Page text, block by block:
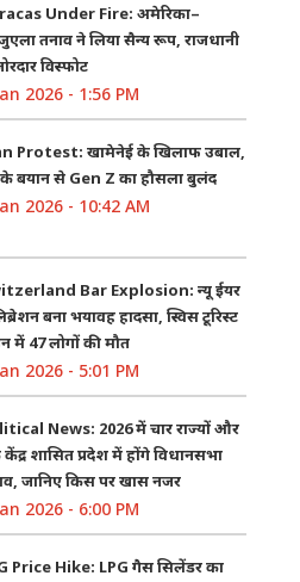
Under Fire: अमेरिका–
तनाव ने लिया सैन्य रूप, राजधानी
विस्फोट
2026 - 1:56 PM
Protest: खामेनेई के खिलाफ उबाल,
के बयान से Gen Z का हौसला बुलंद
2026 - 10:42 AM
Bar Explosion: न्यू ईयर
बना भयावह हादसा, स्विस टूरिस्ट
में 47 लोगों की मौत
2026 - 5:01 PM
News: 2026 में चार राज्यों और
शासित प्रदेश में होंगे विधानसभा
जानिए किस पर खास नजर
2026 - 6:00 PM
Price Hike: LPG गैस सिलेंडर का